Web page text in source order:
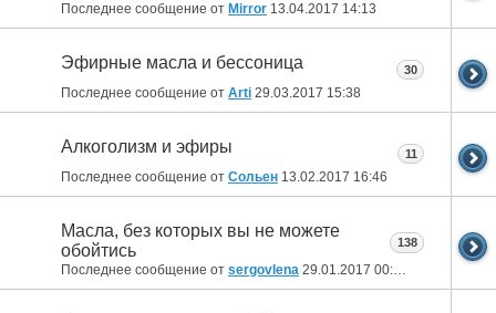
Последнее сообщение от Mirror 13.04.2017 14:13
Эфирные масла и бессоница
Последнее сообщение от Arti 29.03.2017 15:38
30
Алкоголизм и эфиры
Последнее сообщение от Сольен 13.02.2017 16:46
11
Масла, без которых вы не можете
обойтись
Последнее сообщение от sergovlena 29.01.2017 00:25
138